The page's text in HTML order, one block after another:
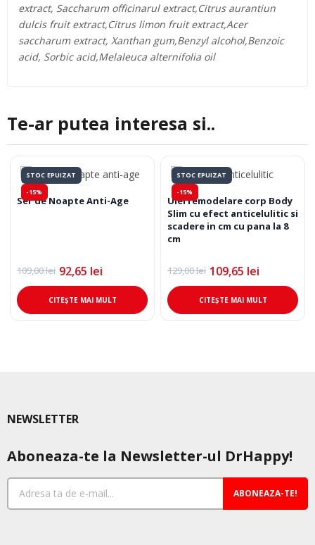
extract, Saccharum officinarul extract,Citrus aurantiun
dulcis fruit extract,Citrus limon fruit extract,Acer
saccharum extract, Xanthan gum,Benzyl alcohol,Benzoic
acid, Sorbic acid,Melaleuca alternifolia oil
Te-ar putea interesa si..
STOC EPUIZAT
-15%
Ser de Noapte Anti-Age
109,00lei
Prețul
inițial
a
fost:
109,00 lei.
92,65 lei
Prețul
curent
este:
92,65 lei.
CITEȘTE MAI MULT
STOC EPUIZAT
-15%
Ulei remodelare corp Body
Slim cu efect anticelulitic si
scadere in cm cu pana la 8
cm
129,00lei
Prețul
inițial
a
fost:
129,00 lei.
109,65 lei
Prețul
curent
este:
109,65 lei.
CITEȘTE MAI MULT
NEWSLETTER
Aboneaza-te la Newsletter-ul DrHappy!
ABONEAZA-TE!